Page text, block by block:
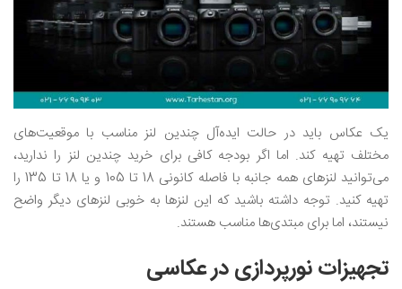
یک عکاس باید در حالت ایده‌آل چندین لنز مناسب با موقعیت‌های
مختلف تهیه کند. اما اگر بودجه کافی برای خرید چندین لنز را ندارید،
می‌توانید لنزهای همه جانبه با فاصله کانونی 18 تا 105 و یا 18 تا 135 را
تهیه کنید. توجه داشته باشید که این لنزها به خوبی لنزهای دیگر واضح
نیستند، اما برای مبتدی‌ها مناسب هستند.
تجهیزات نورپردازی در عکاسی